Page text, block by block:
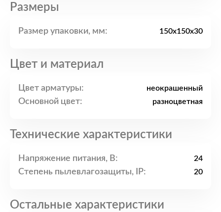
Размеры
Размер упаковки, мм: 150x150x30
Цвет и материал
Цвет арматуры: неокрашенный
Основной цвет: разноцветная
Технические характеристики
Напряжение питания, В: 24
Степень пылевлагозащиты, IP: 20
Остальные характеристики